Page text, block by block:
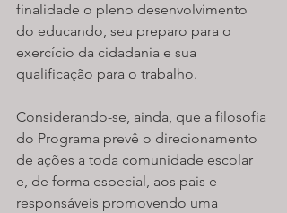
finalidade o pleno desenvolvimento
do educando, seu preparo para o
exercício da cidadania e sua
qualificação para o trabalho.
Considerando-se, ainda, que a filosofia
do Programa prevê o direcionamento
de ações a toda comunidade escolar
e, de forma especial, aos pais e
responsáveis promovendo uma